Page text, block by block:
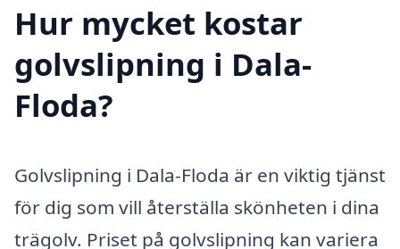
Hur mycket kostar
golvslipning i Dala-
Floda?
Golvslipning i Dala-Floda är en viktig tjänst
för dig som vill återställa skönheten i dina
trägolv. Priset på golvslipning kan variera